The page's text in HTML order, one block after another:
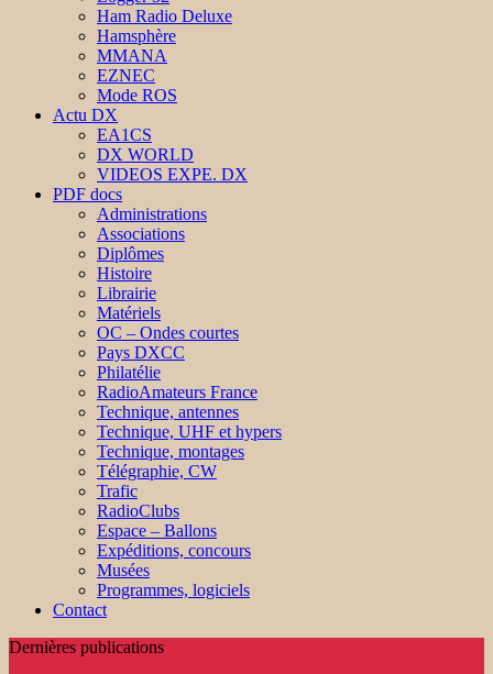
Ham Radio Deluxe
Hamsphère
MMANA
EZNEC
Mode ROS
Actu DX
EA1CS
DX WORLD
VIDEOS EXPE. DX
PDF docs
Administrations
Associations
Diplômes
Histoire
Librairie
Matériels
OC – Ondes courtes
Pays DXCC
Philatélie
RadioAmateurs France
Technique, antennes
Technique, UHF et hypers
Technique, montages
Télégraphie, CW
Trafic
RadioClubs
Espace – Ballons
Expéditions, concours
Musées
Programmes, logiciels
Contact
Dernières publications